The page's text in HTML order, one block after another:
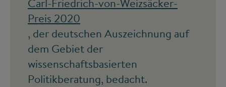
Preis 2020
, der deutschen Auszeichnung auf
dem Gebiet der
wissenschaftsbasierten
Politikberatung, bedacht.